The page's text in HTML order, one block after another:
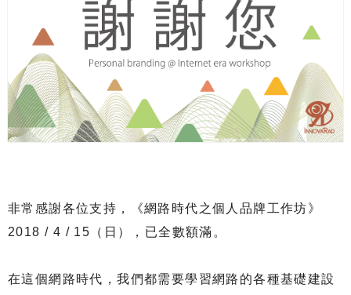
非常感謝各位支持，《網路時代之個人品牌工作坊》
2018 / 4 / 15（日），已全數額滿。
在這個網路時代，我們都需要學習網路的各種基礎建設